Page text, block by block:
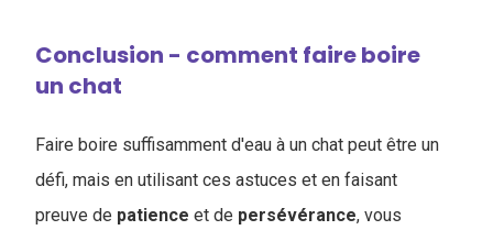
Conclusion - comment faire boire
un chat
Faire boire suffisamment d'eau à un chat peut être un
défi, mais en utilisant ces astuces et en faisant
preuve de patience et de persévérance, vous